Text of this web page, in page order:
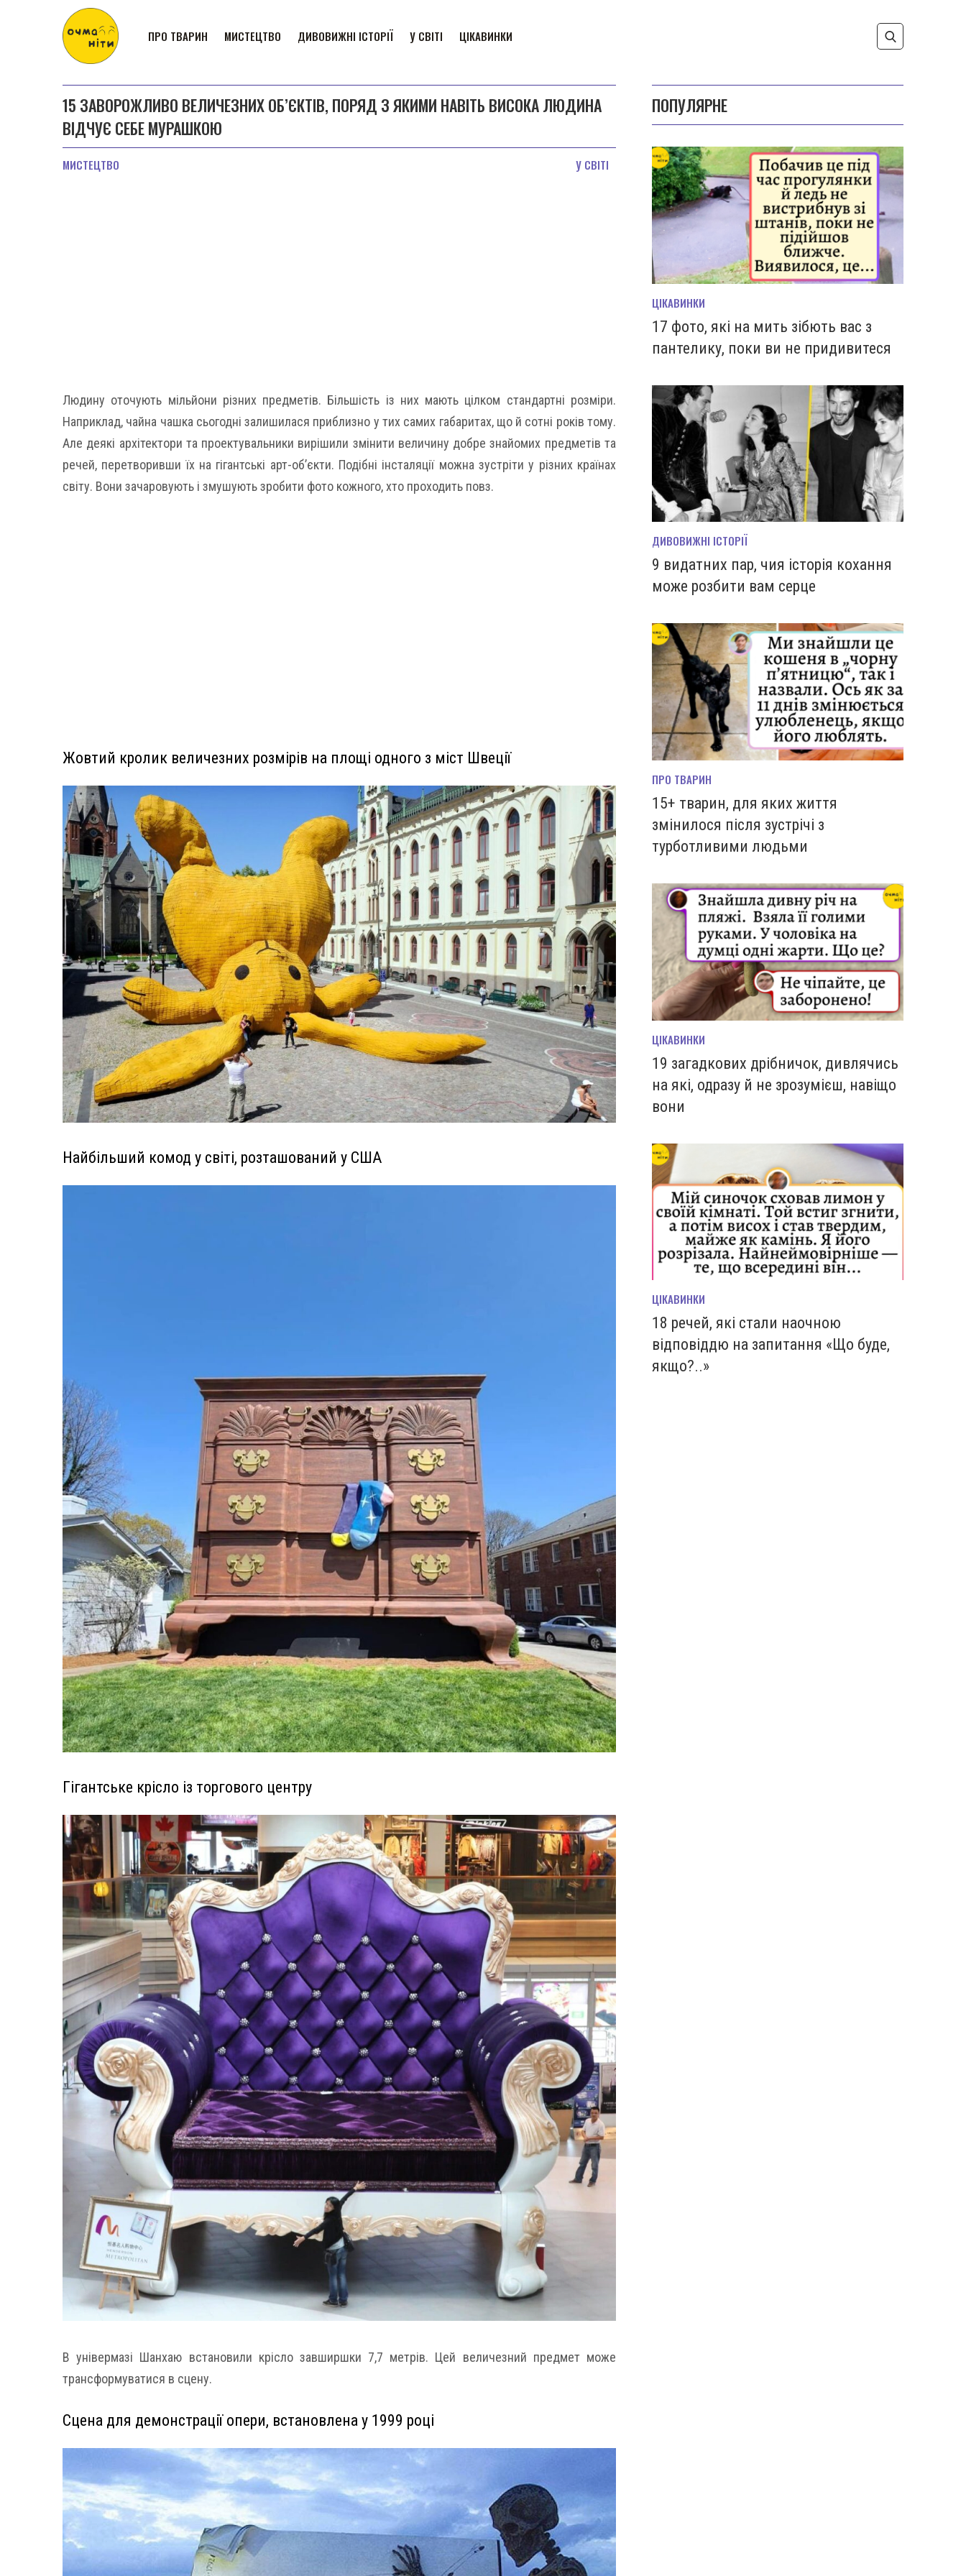
ПРО ТВАРИН МИСТЕЦТВО ДИВОВИЖНІ ІСТОРІЇ У СВІТІ ЦІКАВИНКИ
15 ЗАВОРОЖЛИВО ВЕЛИЧЕЗНИХ ОБ’ЄКТІВ, ПОРЯД З ЯКИМИ НАВІТЬ ВИСОКА ЛЮДИНА
ВІДЧУЄ СЕБЕ МУРАШКОЮ
МИСТЕЦТВО У СВІТІ
Людину оточують мільйони різних предметів. Більшість із них мають цілком стандартні розміри.
Наприклад, чайна чашка сьогодні залишилася приблизно у тих самих габаритах, що й сотні років тому.
Але деякі архітектори та проектувальники вирішили змінити величину добре знайомих предметів та
речей, перетворивши їх на гігантські арт-об’єкти. Подібні інсталяції можна зустріти у різних країнах
світу. Вони зачаровують і змушують зробити фото кожного, хто проходить повз.
Жовтий кролик величезних розмірів на площі одного з міст Швеції
Найбільший комод у світі, розташований у США
Гігантське крісло із торгового центру
В універмазі Шанхаю встановили крісло завширшки 7,7 метрів. Цей величезний предмет може
трансформуватися в сцену.
Сцена для демонстрації опери, встановлена ​​у 1999 році
ПОПУЛЯРНЕ
ЦІКАВИНКИ
17 фото, які на мить зiбють вас з
пантелику, поки ви не придивитеся
ДИВОВИЖНІ ІСТОРІЇ
9 видатних пар, чия історія кохання
може розбити вам серце
ПРО ТВАРИН
15+ тварин, для яких життя
змінилося після зустрічі з
турботливими людьми
ЦІКАВИНКИ
19 загадкових дрібничок, дивлячись
на які, одразу й не зрозумієш, навіщо
вони
ЦІКАВИНКИ
18 речей, які стали наочною
відповіддю на запитання «Що буде,
якщо?..»